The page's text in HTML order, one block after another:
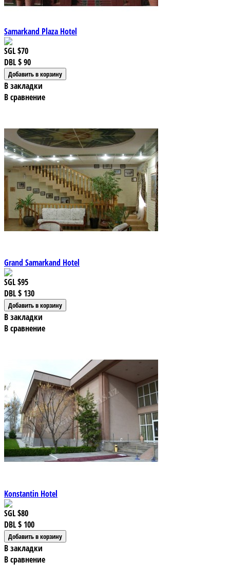
Samarkand Plaza Hotel
SGL$70
DBL$ 90
В закладки
В сравнение
Grand Samarkand Hotel
SGL$95
DBL$ 130
В закладки
В сравнение
Konstantin Hotel
SGL$80
DBL$ 100
В закладки
В сравнение